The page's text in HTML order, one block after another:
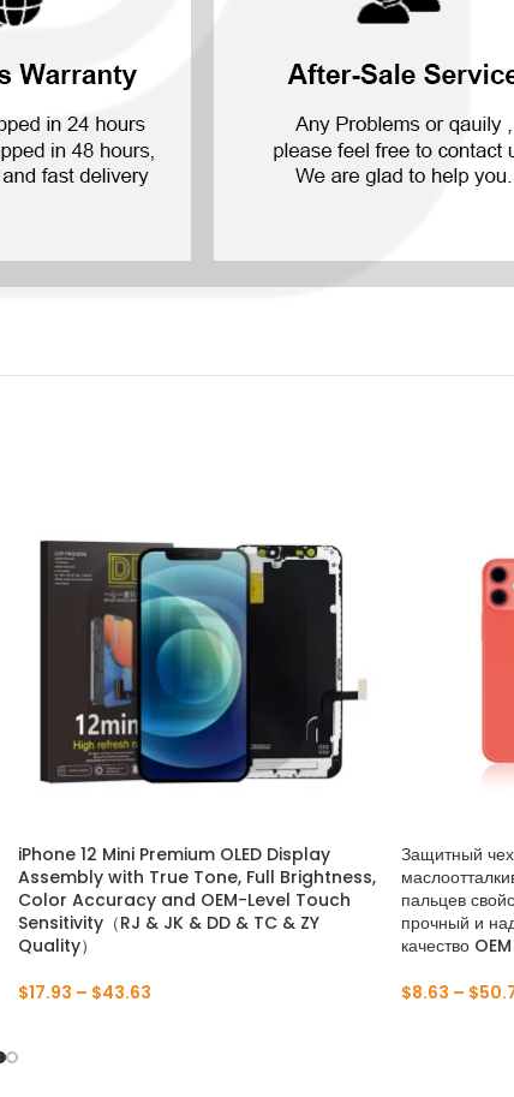
iPhone 12 Mini Premium OLED Display
Assembly with True Tone, Full Brightness,
Color Accuracy and OEM-Level Touch
Sensitivity（RJ & JK & DD & TC & ZY
Quality）
$17.93 – $43.63
Защитный
пальцев
прочный и
качество
$8.63 – $